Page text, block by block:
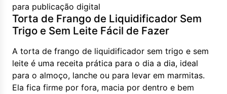
para publicação digital
Torta de Frango de Liquidificador Sem
Trigo e Sem Leite Fácil de Fazer
A torta de frango de liquidificador sem trigo e sem
leite é uma receita prática para o dia a dia, ideal
para o almoço, lanche ou para levar em marmitas.
Ela fica firme por fora, macia por dentro e bem